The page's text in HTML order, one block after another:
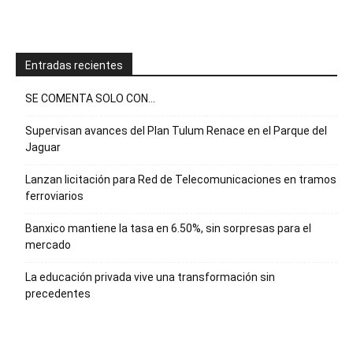
Entradas recientes
SE COMENTA SOLO CON…
Supervisan avances del Plan Tulum Renace en el Parque del
Jaguar
Lanzan licitación para Red de Telecomunicaciones en tramos
ferroviarios
Banxico mantiene la tasa en 6.50%, sin sorpresas para el
mercado
La educación privada vive una transformación sin
precedentes